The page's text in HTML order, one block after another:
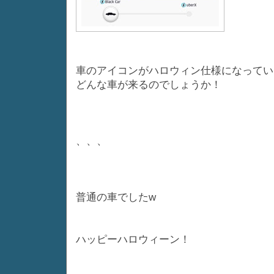
車のアイコンがハロウィン仕様になって
どんな車が来るのでしょうか！
、、、
普通の車でしたw
ハッピーハロウィーン！